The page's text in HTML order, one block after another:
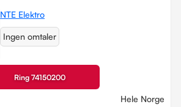
NTE Elektro
Ingen omtaler
Ring 74150200
Hele Norge